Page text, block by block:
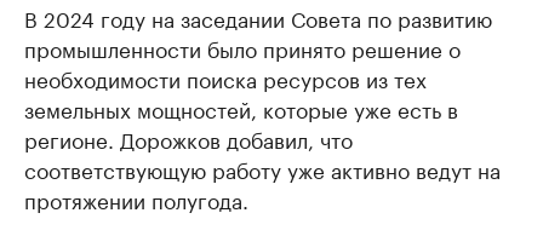
В 2024 году на заседании Совета по развитию
промышленности было принято решение о
необходимости поиска ресурсов из тех
земельных мощностей, которые уже есть в
регионе. Дорожков добавил, что
соответствующую работу уже активно ведут на
протяжении полугода.